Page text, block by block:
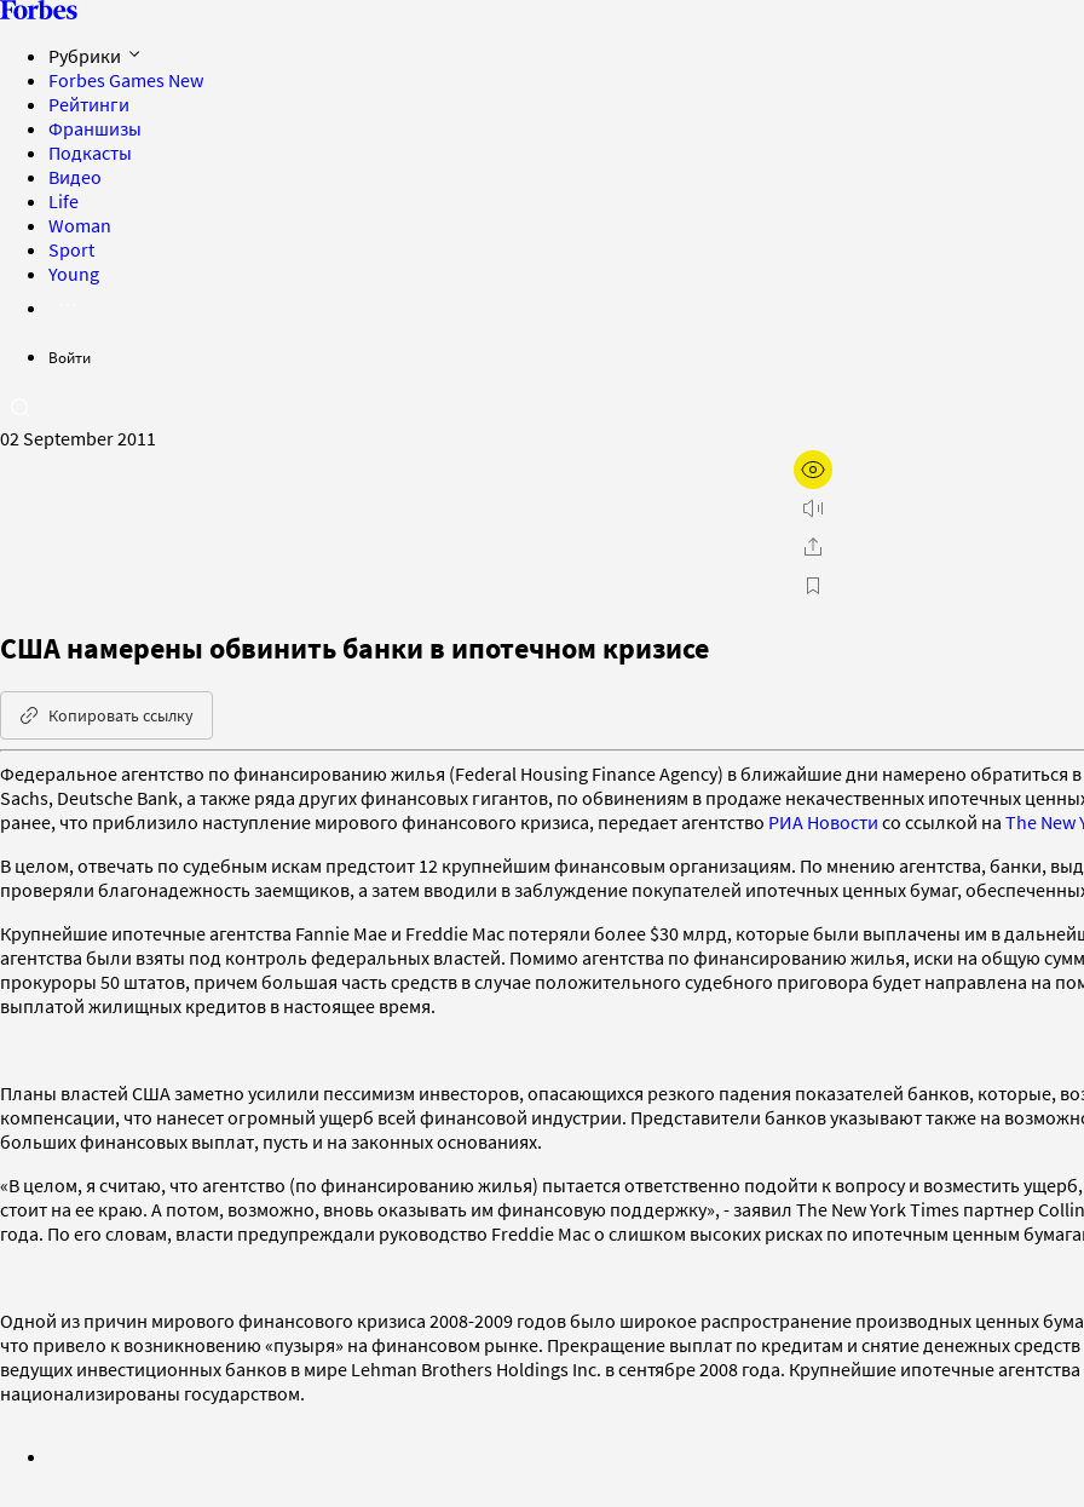
Рубрики
Forbes Games New
Рейтинги
Франшизы
Подкасты
Видео
Life
Woman
Sport
Young
Войти
02 September 2011
США намерены обвинить банки в ипотечном кризисе
Копировать ссылку
Федеральное агентство по финансированию жилья (Federal Housing Finance Agency) в ближайшие дни намерено обратиться
Sachs, Deutsche Bank, а также ряда других финансовых гигантов, по обвинениям в продаже некачественных ипотечных
ранее, что приблизило наступление мирового финансового кризиса, передает агентство РИА Новости со ссылкой на The New
В целом, отвечать по судебным искам предстоит 12 крупнейшим финансовым организациям. По мнению агентства, банки,
проверяли благонадежность заемщиков, а затем вводили в заблуждение покупателей ипотечных ценных бумаг,
Крупнейшие ипотечные агентства Fannie Mae и Freddie Mac потеряли более $30 млрд, которые были выплачены им в
агентства были взяты под контроль федеральных властей. Помимо агентства по финансированию жилья, иски на общую
прокуроры 50 штатов, причем большая часть средств в случае положительного судебного приговора будет направлена на
выплатой жилищных кредитов в настоящее время.
Планы властей США заметно усилили пессимизм инвесторов, опасающихся резкого падения показателей банков, которые,
компенсации, что нанесет огромный ущерб всей финансовой индустрии. Представители банков указывают также на
больших финансовых выплат, пусть и на законных основаниях.
«В целом, я считаю, что агентство (по финансированию жилья) пытается ответственно подойти к вопросу и возместить
стоит на ее краю. А потом, возможно, вновь оказывать им финансовую поддержку», - заявил The New York Times партнер
года. По его словам, власти предупреждали руководство Freddie Mac о слишком высоких рисках по ипотечным ценным
Одной из причин мирового финансового кризиса 2008-2009 годов было широкое распространение производных ценных
что привело к возникновению «пузыря» на финансовом рынке. Прекращение выплат по кредитам и снятие денежных
ведущих инвестиционных банков в мире Lehman Brothers Holdings Inc. в сентябре 2008 года. Крупнейшие ипотечные
национализированы государством.